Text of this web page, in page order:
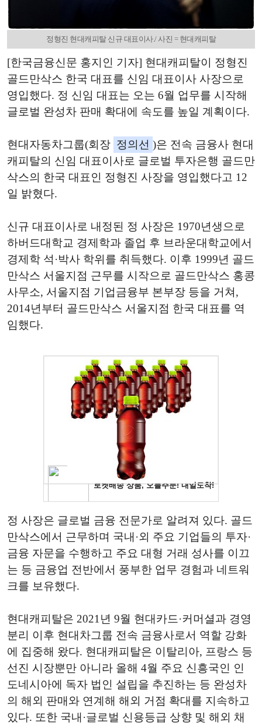
정형진 현대캐피탈 신규 대표이사./ 사진 = 현대캐피탈
[한국금융신문 홍지인 기자] 현대캐피탈이 정형진
골드만삭스 한국 대표를 신임 대표이사 사장으로
영입했다. 정 신임 대표는 오는 6월 업무를 시작해
글로벌 완성차 판매 확대에 속도를 높일 계획이다.
현대자동차그룹(회장 정의선 )은 전속 금융사 현대
캐피탈의 신임 대표이사로 글로벌 투자은행 골드만
삭스의 한국 대표인 정형진 사장을 영입했다고 12
일 밝혔다.
신규 대표이사로 내정된 정 사장은 1970년생으로
하버드대학교 경제학과 졸업 후 브라운대학교에서
경제학 석·박사 학위를 취득했다. 이후 1999년 골드
만삭스 서울지점 근무를 시작으로 골드만삭스 홍콩
사무소, 서울지점 기업금융부 본부장 등을 거쳐,
2014년부터 골드만삭스 서울지점 한국 대표를 역
임했다.
정 사장은 글로벌 금융 전문가로 알려져 있다. 골드
만삭스에서 근무하며 국내·외 주요 기업들의 투자·
금융 자문을 수행하고 주요 대형 거래 성사를 이끄
는 등 금융업 전반에서 풍부한 업무 경험과 네트워
크를 보유했다.
현대캐피탈은 2021년 9월 현대카드·커머셜과 경영
분리 이후 현대차그룹 전속 금융사로서 역할 강화
에 집중해 왔다. 현대캐피탈은 이탈리아, 프랑스 등
선진 시장뿐만 아니라 올해 4월 주요 신흥국인 인
도네시아에 독자 법인 설립을 추진하는 등 완성차
의 해외 판매와 연계해 해외 거점 확대를 지속하고
있다. 또한 국내·글로벌 신용등급 상향 및 해외 채